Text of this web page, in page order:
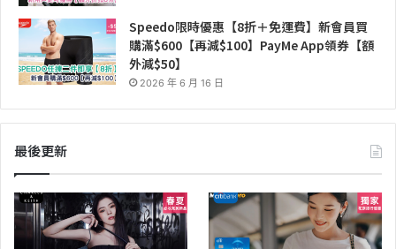
Speedo限時優惠【8折＋免運費】新會員買
購滿$600【再減$100】PayMe App領券【額
外減$50】
2026 年 6 月 16 日
最後更新